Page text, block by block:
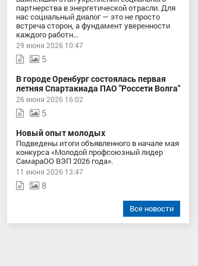
партнерства в энергетической отрасли. Для
нас социальный диалог — это не просто
встреча сторон, а фундамент уверенности
каждого работн...
29 июня 2026 10:47
5
В городе Оренбург состоялась первая
летняя Спартакиада ПАО "Россети Волга"
26 июня 2026 16:02
5
Новый опыт молодых
Подведены итоги объявленного в начале мая
конкурса «Молодой профсоюзный лидер
СамараОО ВЭП 2026 года».
11 июня 2026 13:47
8
Все новости